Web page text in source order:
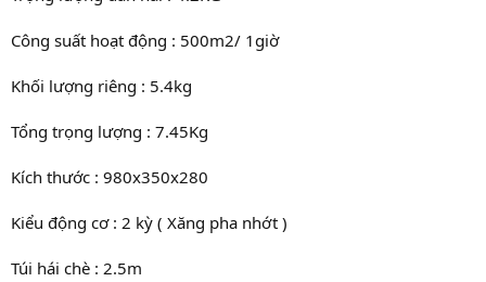
Công suất hoạt động : 500m2/ 1giờ
Khối lượng riêng : 5.4kg
Tổng trọng lượng : 7.45Kg
Kích thước : 980x350x280
Kiểu động cơ : 2 kỳ ( Xăng pha nhớt )
Túi hái chè : 2.5m